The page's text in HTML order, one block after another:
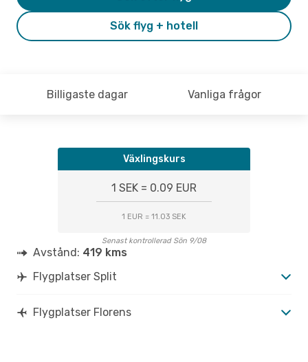
Sök flyg + hotell
Billigaste dagar Vanliga frågor
Växlingskurs
1 SEK = 0.09 EUR
1 EUR = 11.03 SEK
Senast kontrollerad Sön 9/08
Avstånd: 419 kms
Flygplatser Split
Flygplatser Florens